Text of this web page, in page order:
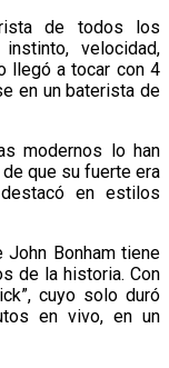
de todos los
velocidad,
llegó a tocar con 4
en un baterista de
modernos lo han
que su fuerte era
en estilos
Bonham tiene
de la historia. Con
cuyo solo duró
en vivo, en un